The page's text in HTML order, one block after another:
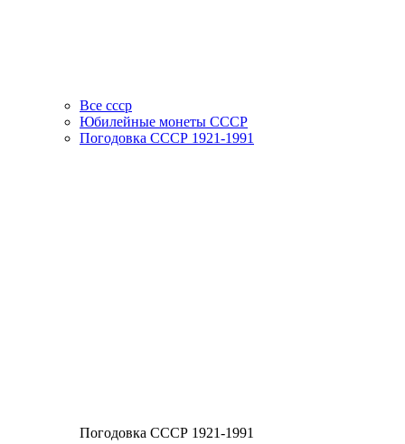
Все ссср
Юбилейные монеты СССР
Погодовка СССР 1921-1991
Погодовка СССР 1921-1991